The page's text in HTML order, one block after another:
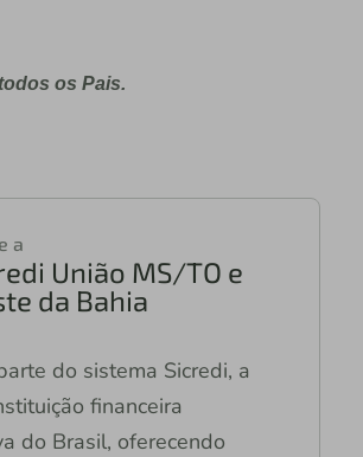
os Pais.
a
União MS/TO e
da Bahia
do sistema Sicredi, a
financeira
do Brasil, oferecendo